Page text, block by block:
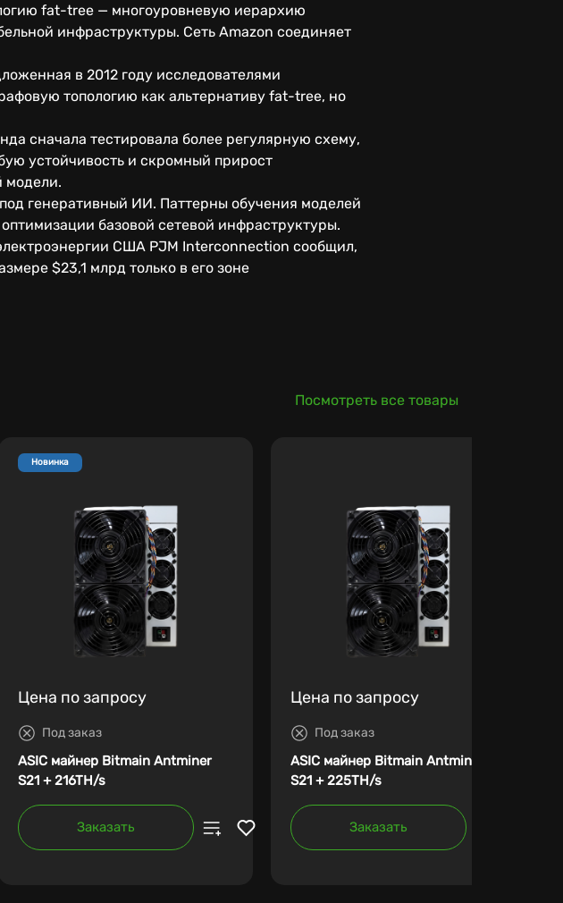
fat-tree — многоуровневую иерархию
инфраструктуры. Сеть Amazon соединяет
в 2012 году исследователями
топологию как альтернативу fat-tree, но
сначала тестировала более регулярную схему,
устойчивость и скромный прирост
модели.
генеративный ИИ. Паттерны обучения моделей
базовой сетевой инфраструктуры.
США PJM Interconnection сообщил,
$23,1 млрд только в его зоне
Посмотреть все товары
Новинка
Цена по запросу
Под заказ
ASIC майнер Bitmain Antminer
S21 + 216TH/s
Заказать
Цена по запросу
Под заказ
ASIC майнер Bitmain Antminer
S21 + 225TH/s
Заказать